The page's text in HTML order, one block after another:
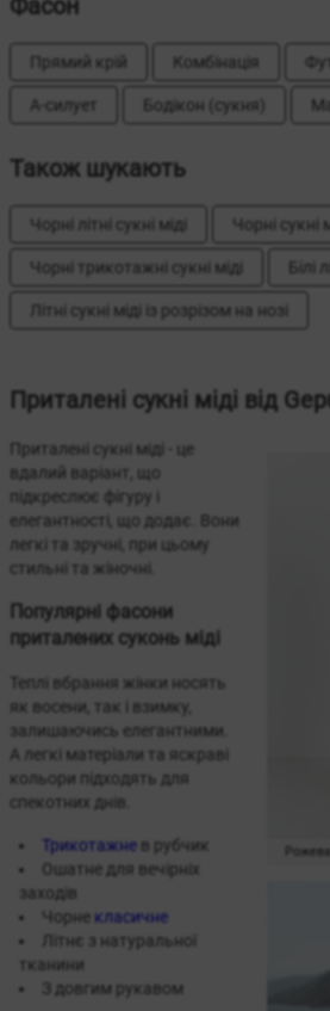
Фасон
Прямий крій Комбінація
А-силует Бодікон (сукня)
Також шукають
Чорні літні сукні міді Чорні сукні
Чорні трикотажні сукні міді Білі
Літні сукні міді із розрізом на нозі
Приталені сукні міді від
Приталені сукні міді - це
вдалий варіант, що
підкреслює фігуру і
елегантності, що додає. Вони
легкі та зручні, при цьому
стильні та жіночні.
Популярні фасони
приталених суконь міді
Теплі вбрання жінки носять
як восени, так і взимку,
залишаючись елегантними.
А легкі матеріали та яскраві
кольори підходять для
спекотних днів.
Трикотажне в рубчик
Ошатне для вечірніх
заходів
Чорне класичне
Літнє з натуральної
тканини
З довгим рукавом